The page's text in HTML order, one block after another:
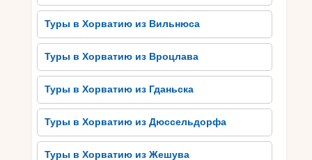
Вы также сможете погрузиться в искусство,
посетив галереи и музеи, где представлены
работы известных хорватских художников.
Кроме того, Хорватия славится своими
национальными праздниками и фольклорными
фестивалями, где можно увидеть традиционную
музыку, танцы и костюмы. Погружение в
культуру Хорватии позволит вам получить
более глубокое понимание этого
Туры в Хорватию из Вильнюса
Туры в Хорватию из Вроцлава
Туры в Хорватию из Гданьска
Туры в Хорватию из Дюссельдорфа
Туры в Хорватию из Жешува